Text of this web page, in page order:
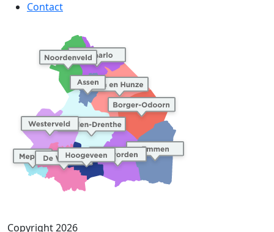
Contact
Copyright 2026